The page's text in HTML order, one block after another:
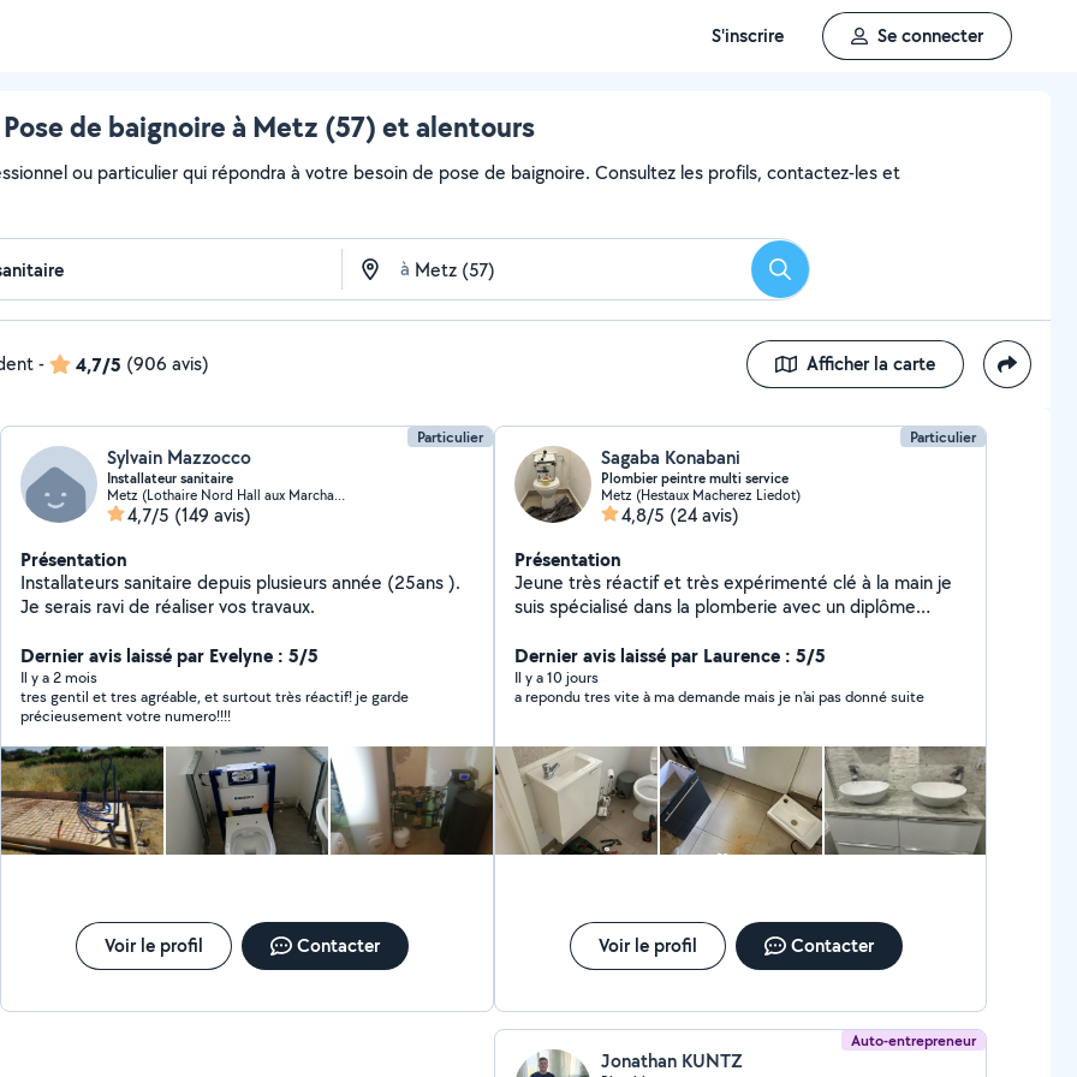
S'inscrire Se connecter
Pose de baignoire à Metz (57) et alentours
ou particulier qui répondra à votre besoin de pose de baignoire. Consultez les profils, contactez-les et
à Rechercher
- 4,7/5 (906 avis) Afficher la carte
Particulier
Sylvain Mazzocco
Installateur sanitaire
Metz (Lothaire Nord Hall aux Marchandises)
4,7/5 (149 avis)
Présentation
Installateurs sanitaire depuis plusieurs année (25ans ).
Je serais ravi de réaliser vos travaux.
Dernier avis laissé par Evelyne : 5/5
Il y a 2 mois
tres gentil et tres agréable, et surtout très réactif! je garde
précieusement votre numero!!!!
Voir le profil Contacter
Particulier
Sagaba Konabani
Plombier peintre multi service
Metz (Hestaux Macherez Liedot)
4,8/5 (24 avis)
Présentation
Jeune très réactif et très expérimenté clé à la main je
suis spécialisé dans la plomberie avec un diplôme
peinture avec un diplôme depuis 2022 aussi je pourrais
intervenir dans beaucoup d'autre domaine comme
carrélage pvc mural débouchage ou installation ou
je fait un peut de tout merci à bientôt
Dernier avis laissé par Laurence : 5/5
Il y a 10 jours
a repondu tres vite à ma demande mais je n'ai pas donné suite
Voir le profil Contacter
Auto-entrepreneur
Jonathan KUNTZ